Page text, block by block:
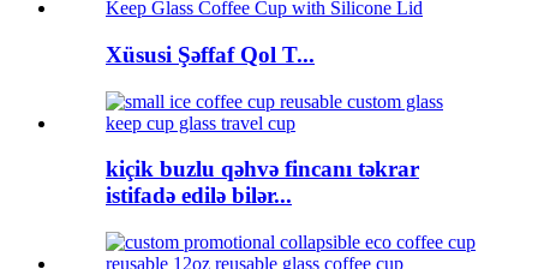
Xüsusi Şəffaf Qol T...
kiçik buzlu qəhvə fincanı təkrar
istifadə edilə bilər...